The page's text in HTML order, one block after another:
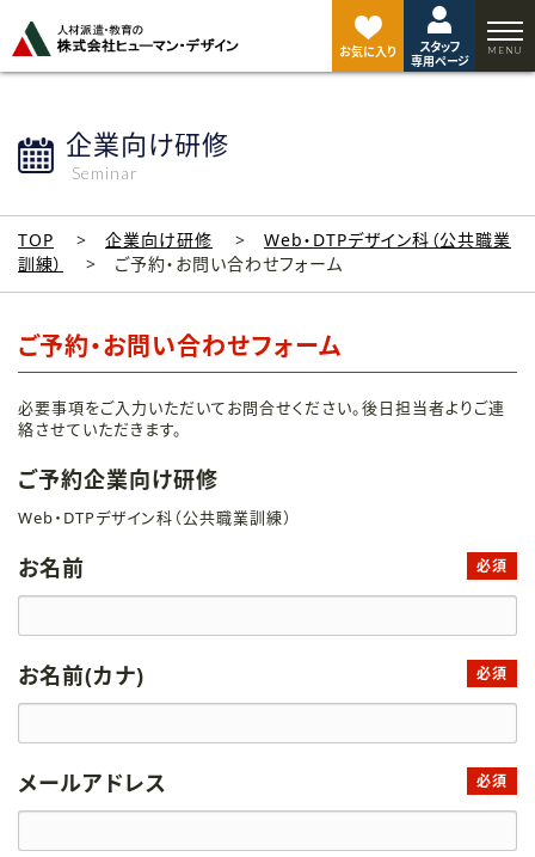
お気に入り
スタッフ
専用ページ
企業向け研修
Seminar
TOP 企業向け研修
Web・DTPデザイン科（公共職業
訓練）
ご予約・お問い合わせフォーム
ご予約・お問い合わせフォーム
必要事項をご入力いただいてお問合せください。後日担当者よりご連
絡させていただきます。
ご予約企業向け研修
Web・DTPデザイン科（公共職業訓練）
お名前 必須
お名前(カナ) 必須
メールアドレス 必須
ジ
ト